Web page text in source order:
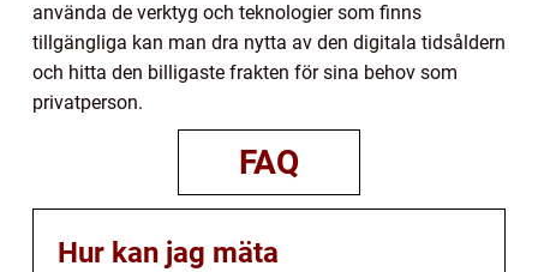
använda de verktyg och teknologier som finns
tillgängliga kan man dra nytta av den digitala tidsåldern
och hitta den billigaste frakten för sina behov som
privatperson.
FAQ
Hur kan jag mäta